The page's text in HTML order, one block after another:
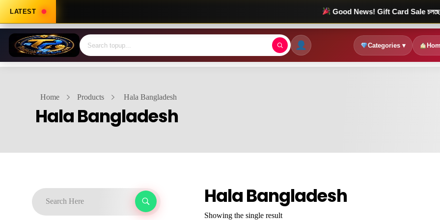
LATEST Good News! Gift Card Sale চলছে! মাত্র
Categories ▾
Home Products Hala Bangladesh
Hala Bangladesh
Hala Bangladesh
Showing the single result